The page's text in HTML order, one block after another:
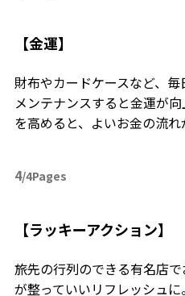
【金運】
財布やカードケースなど、
メンテナンスすると金運が
を高めると、よいお金の流れ
4/4Pages
【ラッキーアクション】
旅先の行列のできる有名店
が整っていいリフレッシュに。